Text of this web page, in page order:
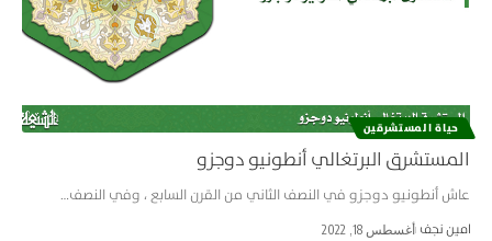
حياة المستشرقین
المستشرق البرتغالي أنطونيو دوجزو
عاش أنطونيو دوجزو في النصف الثاني من القرن السابع ، وفي النصف…
امین نجف أغسطس 18, 2022